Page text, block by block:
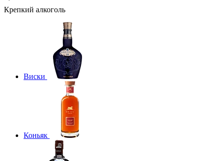
Крепкий алкоголь
Виски
Коньяк